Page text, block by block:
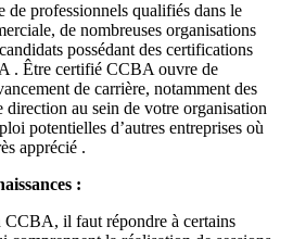
de professionnels qualifiés dans le
de nombreuses organisations
possédant des certifications
. Être certifié CCBA ouvre de
de carrière, notamment des
direction au sein de votre organisation
potentielles d’autres entreprises où
apprécié .
:
il faut répondre à certains